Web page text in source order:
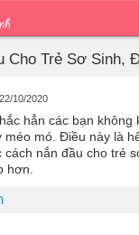
Cho Trẻ Sơ Sinh,
22/10/2020
hẳn các bạn không
méo mó. Điều này là
cách nắn đầu cho trẻ
hơn.